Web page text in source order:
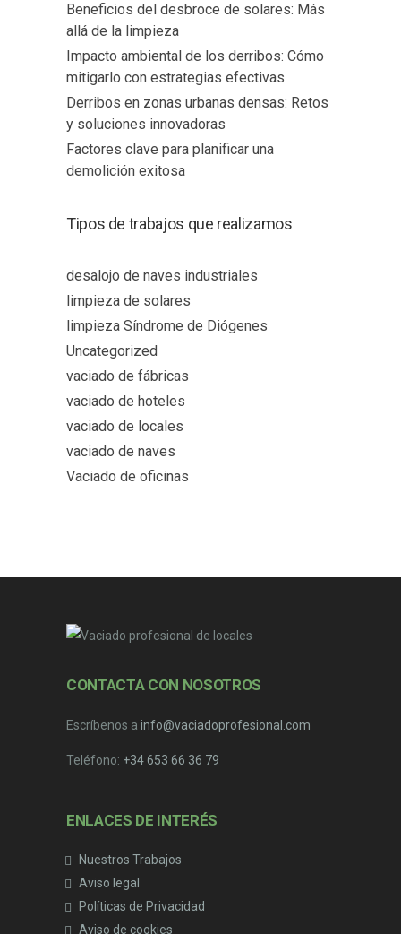
Beneficios del desbroce de solares: Más
allá de la limpieza
Impacto ambiental de los derribos: Cómo
mitigarlo con estrategias efectivas
Derribos en zonas urbanas densas: Retos
y soluciones innovadoras
Factores clave para planificar una
demolición exitosa
Tipos de trabajos que realizamos
desalojo de naves industriales
limpieza de solares
limpieza Síndrome de Diógenes
Uncategorized
vaciado de fábricas
vaciado de hoteles
vaciado de locales
vaciado de naves
Vaciado de oficinas
CONTACTA CON NOSOTROS
Escríbenos a info@vaciadoprofesional.com
Teléfono: +34 653 66 36 79
ENLACES DE INTERÉS
Nuestros Trabajos
Aviso legal
Políticas de Privacidad
Aviso de cookies